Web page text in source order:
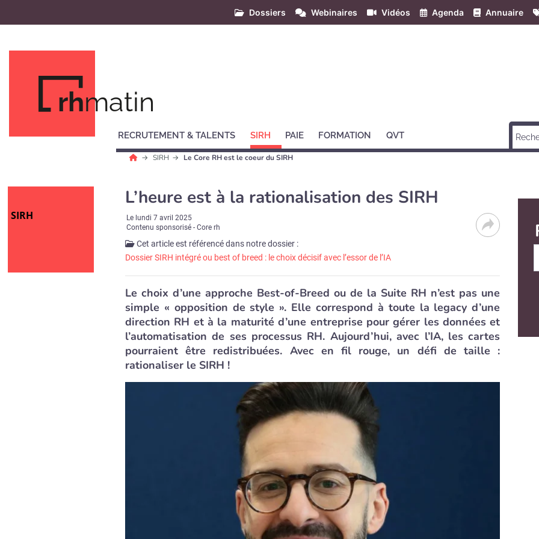
Dossiers Webinaires Vidéos Agenda Annuaire
rhmatin
RECRUTEMENT & TALENTS SIRH PAIE FORMATION QVT
SIRH Le Core RH est le coeur du SIRH
SIRH
L’heure est à la rationalisation des SIRH
Le lundi 7 avril 2025
Contenu sponsorisé - Core rh
Cet article est référencé dans notre dossier :
Dossier SIRH intégré ou best of breed : le choix décisif avec l’essor de l’IA
Le choix d’une approche Best-of-Breed ou de la Suite RH n’est pas une
simple « opposition de style ». Elle correspond à toute la legacy d’une
direction RH et à la maturité d’une entreprise pour gérer les données et
l’automatisation de ses processus RH. Aujourd’hui, avec l’IA, les cartes
pourraient être redistribuées. Avec en fil rouge, un défi de taille :
rationaliser le SIRH !